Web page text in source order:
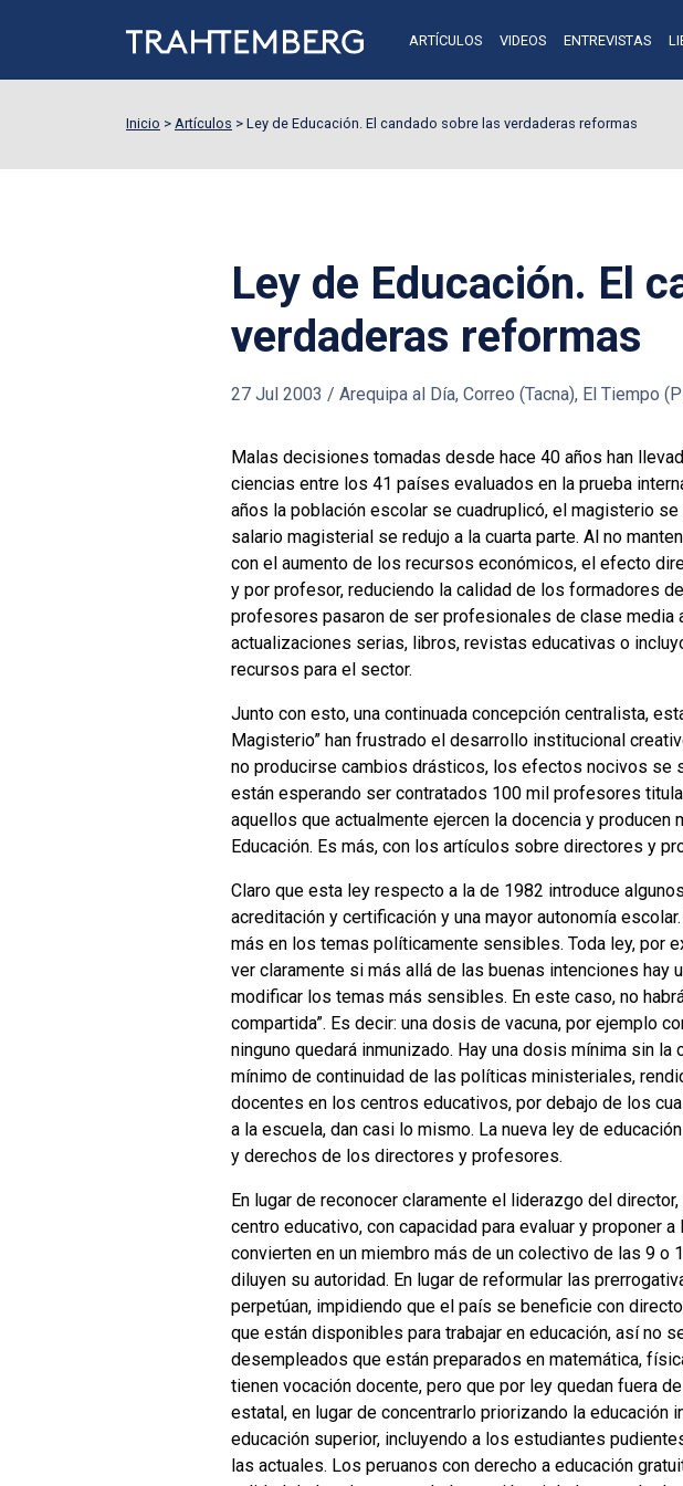
ARTÍCULOS VIDEOS ENTREVISTAS
Inicio > Artículos > Ley de Educación. El candado sobre las verdaderas reformas
Ley de Educación. El
verdaderas reformas
27 Jul 2003 / Arequipa al Día, Correo (Tacna), El Tiempo
Malas decisiones tomadas desde hace 40 años han
ciencias entre los 41 países evaluados en la prueba
años la población escolar se cuadruplicó, el magisterio
salario magisterial se redujo a la cuarta parte. Al no
con el aumento de los recursos económicos, el efecto
y por profesor, reduciendo la calidad de los formadores
profesores pasaron de ser profesionales de clase
actualizaciones serias, libros, revistas educativas o
recursos para el sector.
Junto con esto, una continuada concepción centralista,
Magisterio” han frustrado el desarrollo institucional
no producirse cambios drásticos, los efectos nocivos se
están esperando ser contratados 100 mil profesores
aquellos que actualmente ejercen la docencia y
Educación. Es más, con los artículos sobre directores y
Claro que esta ley respecto a la de 1982 introduce
acreditación y certificación y una mayor autonomía
más en los temas políticamente sensibles. Toda ley, por
ver claramente si más allá de las buenas intenciones hay
modificar los temas más sensibles. En este caso, no
compartida”. Es decir: una dosis de vacuna, por ejemplo
ninguno quedará inmunizado. Hay una dosis mínima sin
mínimo de continuidad de las políticas ministeriales,
docentes en los centros educativos, por debajo de los
a la escuela, dan casi lo mismo. La nueva ley de
y derechos de los directores y profesores.
En lugar de reconocer claramente el liderazgo del
centro educativo, con capacidad para evaluar y proponer
convierten en un miembro más de un colectivo de las 9 o
diluyen su autoridad. En lugar de reformular las
perpetúan, impidiendo que el país se beneficie con
que están disponibles para trabajar en educación, así no
desempleados que están preparados en matemática,
tienen vocación docente, pero que por ley quedan fuera
estatal, en lugar de concentrarlo priorizando la
educación superior, incluyendo a los estudiantes
las actuales. Los peruanos con derecho a educación